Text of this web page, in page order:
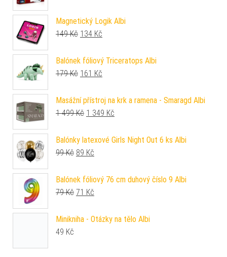
Magnetický Logik Albi
149Kč Původní cena byla: 149 Kč.
134 Kč
Balónek fóliový Triceratops Albi
179Kč Původní cena byla: 179 Kč.
161 Kč
Masážní přístroj na krk a ramena - Smaragd Albi
1 499Kč Původní cena byla: 1 499 Kč.
1 349 Kč
Balónky latexové Girls Night Out 6 ks Albi
99Kč Původní cena byla: 99 Kč.
89 Kč
Balónek fóliový 76 cm duhový číslo 9 Albi
79Kč Původní cena byla: 79 Kč.
71 Kč
Minikniha - Otázky na tělo Albi
49 Kč